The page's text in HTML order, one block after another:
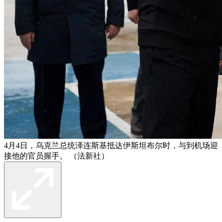
4月4日，乌克兰总统泽连斯基抵达伊斯坦布尔时，与到机场迎
接他的官员握手。 （法新社）